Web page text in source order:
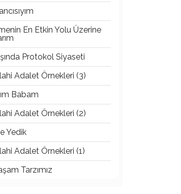
En Etkin Yolu Üzerine
Protokol Siyaseti
Adalet Örnekleri (3)
Babam
Adalet Örnekleri (2)
Yedik
Adalet Örnekleri (1)
Tarzımız